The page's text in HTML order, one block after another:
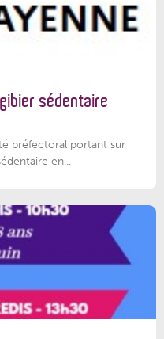
sédentaire
préfectoral portant sur
en...